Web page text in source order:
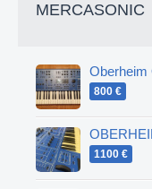
MERCASONIC
Oberheim
800 €
1100 €